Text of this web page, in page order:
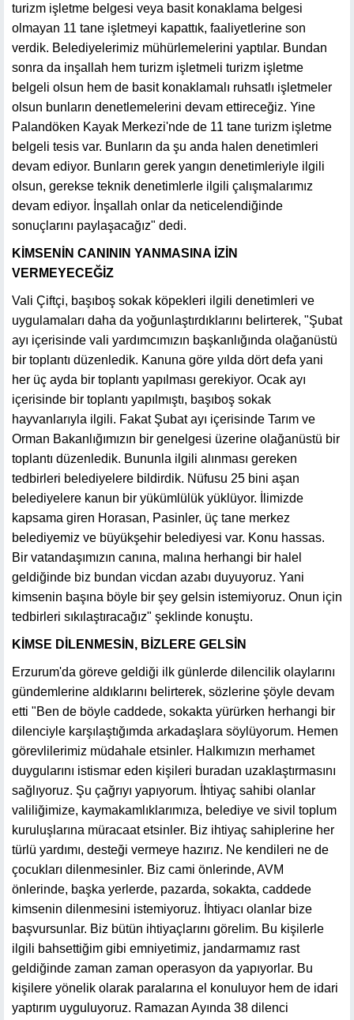
turizm işletme belgesi veya basit konaklama belgesi
olmayan 11 tane işletmeyi kapattık, faaliyetlerine son
verdik. Belediyelerimiz mühürlemelerini yaptılar. Bundan
sonra da inşallah hem turizm işletmeli turizm işletme
belgeli olsun hem de basit konaklamalı ruhsatlı işletmeler
olsun bunların denetlemelerini devam ettireceğiz. Yine
Palandöken Kayak Merkezi'nde de 11 tane turizm işletme
belgeli tesis var. Bunların da şu anda halen denetimleri
devam ediyor. Bunların gerek yangın denetimleriyle ilgili
olsun, gerekse teknik denetimlerle ilgili çalışmalarımız
devam ediyor. İnşallah onlar da neticelendiğinde
sonuçlarını paylaşacağız" dedi.
KİMSENİN CANININ YANMASINA İZİN
VERMEYECEĞİZ
Vali Çiftçi, başıboş sokak köpekleri ilgili denetimleri ve
uygulamaları daha da yoğunlaştırdıklarını belirterek, "Şubat
ayı içerisinde vali yardımcımızın başkanlığında olağanüstü
bir toplantı düzenledik. Kanuna göre yılda dört defa yani
her üç ayda bir toplantı yapılması gerekiyor. Ocak ayı
içerisinde bir toplantı yapılmıştı, başıboş sokak
hayvanlarıyla ilgili. Fakat Şubat ayı içerisinde Tarım ve
Orman Bakanlığımızın bir genelgesi üzerine olağanüstü bir
toplantı düzenledik. Bununla ilgili alınması gereken
tedbirleri belediyelere bildirdik. Nüfusu 25 bini aşan
belediyelere kanun bir yükümlülük yüklüyor. İlimizde
kapsama giren Horasan, Pasinler, üç tane merkez
belediyemiz ve büyükşehir belediyesi var. Konu hassas.
Bir vatandaşımızın canına, malına herhangi bir halel
geldiğinde biz bundan vicdan azabı duyuyoruz. Yani
kimsenin başına böyle bir şey gelsin istemiyoruz. Onun için
tedbirleri sıkılaştıracağız" şeklinde konuştu.
KİMSE DİLENMESİN, BİZLERE GELSİN
Erzurum'da göreve geldiği ilk günlerde dilencilik olaylarını
gündemlerine aldıklarını belirterek, sözlerine şöyle devam
etti "Ben de böyle caddede, sokakta yürürken herhangi bir
dilenciyle karşılaştığımda arkadaşlara söylüyorum. Hemen
görevlilerimiz müdahale etsinler. Halkımızın merhamet
duygularını istismar eden kişileri buradan uzaklaştırmasını
sağlıyoruz. Şu çağrıyı yapıyorum. İhtiyaç sahibi olanlar
valiliğimize, kaymakamlıklarımıza, belediye ve sivil toplum
kuruluşlarına müracaat etsinler. Biz ihtiyaç sahiplerine her
türlü yardımı, desteği vermeye hazırız. Ne kendileri ne de
çocukları dilenmesinler. Biz cami önlerinde, AVM
önlerinde, başka yerlerde, pazarda, sokakta, caddede
kimsenin dilenmesini istemiyoruz. İhtiyacı olanlar bize
başvursunlar. Biz bütün ihtiyaçlarını görelim. Bu kişilerle
ilgili bahsettiğim gibi emniyetimiz, jandarmamız rast
geldiğinde zaman zaman operasyon da yapıyorlar. Bu
kişilere yönelik olarak paralarına el konuluyor hem de idari
yaptırım uyguluyoruz. Ramazan Ayında 38 dilenci